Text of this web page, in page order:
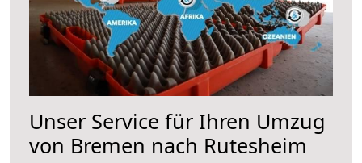
Unser Service für Ihren Umzug
von Bremen nach Rutesheim